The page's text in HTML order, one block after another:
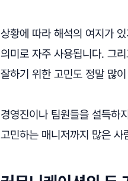
상황에 따라 해석의 여지가
의미로 자주 사용됩니다. 그
잘하기 위한 고민도 정말 많
경영진이나 팀원들을 설득하
고민하는 매니저까지 많은